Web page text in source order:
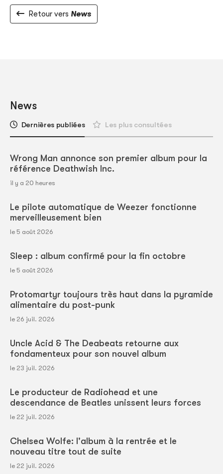
Retour vers News
News
Dernières publiées Les plus consultées
Wrong Man annonce son premier album pour la
référence Deathwish Inc.
il y a 20 heures
Le pilote automatique de Weezer fonctionne
merveilleusement bien
le 5 août 2026
Sleep : album confirmé pour la fin octobre
le 5 août 2026
Protomartyr toujours très haut dans la pyramide
alimentaire du post-punk
le 26 juil. 2026
Uncle Acid & The Deabeats retourne aux
fondamenteux pour son nouvel album
le 23 juil. 2026
Le producteur de Radiohead et une
descendance de Beatles unissent leurs forces
le 22 juil. 2026
Chelsea Wolfe: l'album à la rentrée et le
nouveau titre tout de suite
le 22 juil. 2026